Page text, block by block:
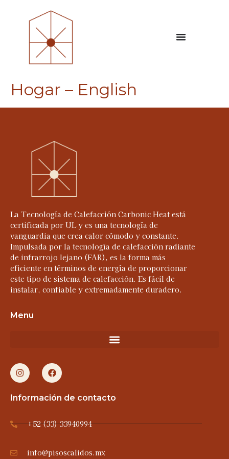
Hogar – English
La Tecnología de Calefacción Carbonic Heat está
certificada por UL y es una tecnología de
vanguardia que crea calor cómodo y constante.
Impulsada por la tecnología de calefacción radiante
de infrarrojo lejano (FAR), es la forma más
eficiente en términos de energía de proporcionar
este tipo de sistema de calefacción. Es fácil de
instalar, confiable y extremadamente duradero.
Menu
Información de contacto
+52 (33) 33940994
info@pisoscalidos.mx